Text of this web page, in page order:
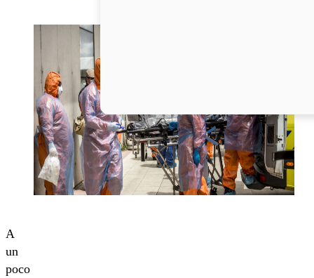
A
un
poco